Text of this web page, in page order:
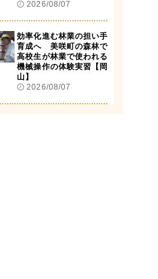
2026/08/07
効率化進む林業の担い手
育成へ 美咲町の森林で
高校生が林業で使われる
機械操作の体験実習【岡
山】
2026/08/07